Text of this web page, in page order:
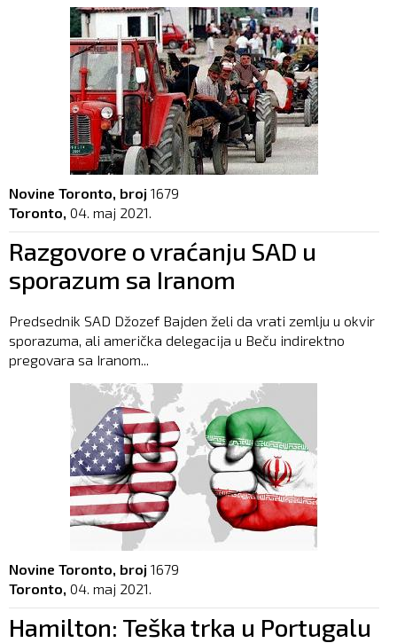
Novine Toronto, broj 1679
Toronto, 04. maj 2021.
Razgovore o vraćanju SAD u
sporazum sa Iranom
Predsednik SAD Džozef Bajden želi da vrati zemlju u okvir
sporazuma, ali američka delegacija u Beču indirektno
pregovara sa Iranom...
Novine Toronto, broj 1679
Toronto, 04. maj 2021.
Hamilton: Teška trka u Portugalu